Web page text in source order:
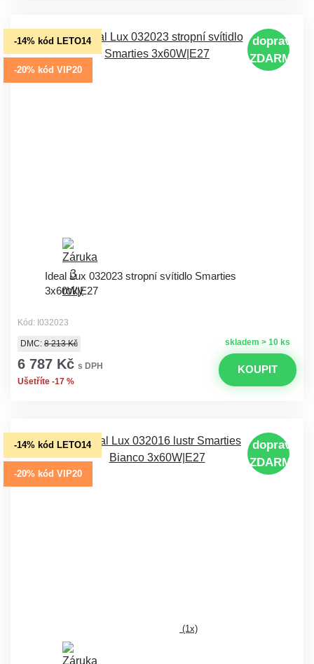
-14% kód LETO14
-20% kód VIP20
doprava
ZDARMA
Ideal Lux 032023 stropní svítidlo Smarties
3x60W|E27
Kód: I032023
skladem > 10 ks
DMC: 8 213 Kč
6 787 Kč s DPH
Ušetříte -17 %
KOUPIT
-14% kód LETO14
-20% kód VIP20
doprava
ZDARMA
(1x)